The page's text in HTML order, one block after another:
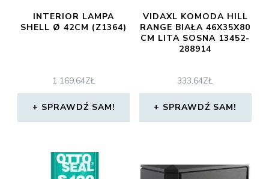
INTERIOR LAMPA
SHELL Ø 42CM (Z1364)
1 169,64ZŁ
SPRAWDŹ SAM!
VIDAXL KOMODA HILL
RANGE BIAŁA 46X35X80
CM LITA SOSNA 13452-
288914
333,64ZŁ
SPRAWDŹ SAM!